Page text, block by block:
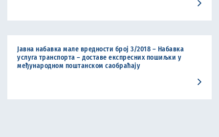
Јавна набавка мале вредности број 3/2018 – Набавка
услуга транспорта – доставе експресних пошиљки у
међународном поштанском саобраћају